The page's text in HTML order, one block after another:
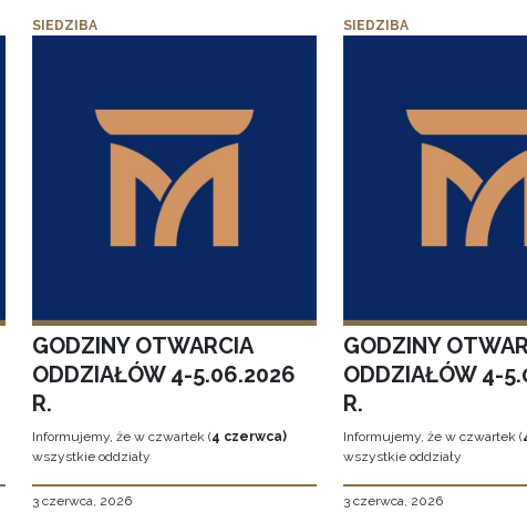
SIEDZIBA
GODZINY OTWARCIA
ODDZIAŁÓW 4-5.06.2026
R.
Informujemy, że w czwartek (4 czerwca)
wszystkie oddziały
3 czerwca, 2026
SIEDZIBA
GODZINY
ODDZIAŁÓW 4-
R.
Informujemy, że w czwartek (
wszystkie oddziały
3 czerwca, 2026